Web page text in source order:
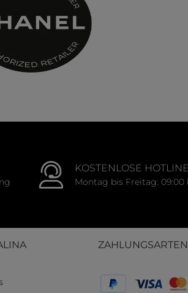
KOSTENLOSE HOTLINE
Montag bis Freitag: 09:00
ZAHLUNGSARTEN